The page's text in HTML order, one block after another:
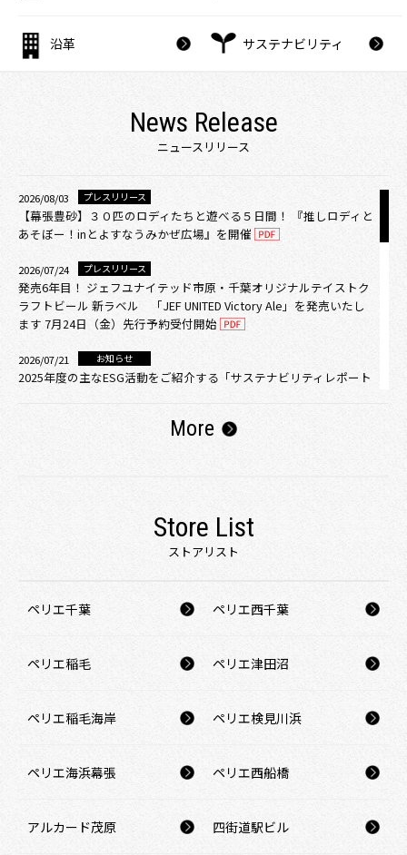
沿革 サステナビリティ
News Release
ニュースリリース
2026/08/03 プレスリリース
【幕張豊砂】３０匹のロディたちと遊べる５日間！ 『推しロディと
あそぼー！inとよすなうみかぜ広場』を開催
2026/07/24 プレスリリース
発売6年目！ ジェフユナイテッド市原・千葉オリジナルテイストク
ラフトビール 新ラベル 「JEF UNITED Victory Ale」を発売いたし
ます 7月24日（金）先行予約受付開始
2026/07/21 お知らせ
2025年度の主なESG活動をご紹介する「サステナビリティレポート
「お仕事体験に出発進行！」 JR幕張豊砂駅で『駅社員＆ホテルの
お仕事体験』を開催します！
【ペリエ千葉】GW限定！ジェフ オリジナルステッカー プレゼント
2026/04/10 プレスリリース
（水）リニューアルオープン 全38ショップを公開
More
Store List
ストアリスト
ペリエ千葉 ペリエ西千葉
ペリエ稲毛 ペリエ津田沼
ペリエ稲毛海岸 ペリエ検見川浜
ペリエ海浜幕張 ペリエ西船橋
アルカード茂原 四街道駅ビル